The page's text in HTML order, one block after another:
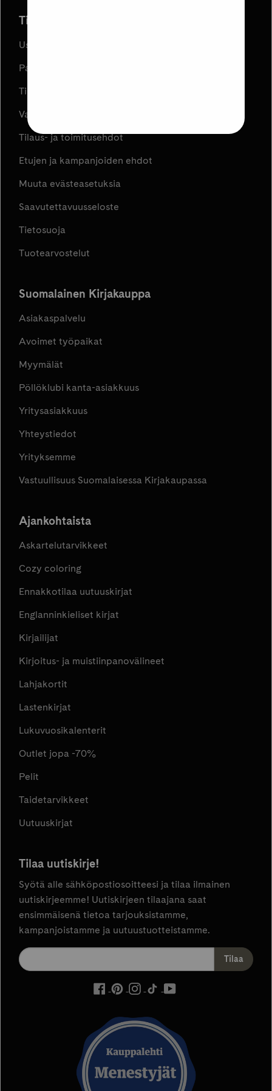
Tilaus ja toimitus
Usein kysyttyä
Palautukset
Tilauksen peruuttaminen
Varaa ja Nouda
Tilaus- ja toimitusehdot
Etujen ja kampanjoiden ehdot
Muuta evästeasetuksia
Saavutettavuusseloste
Tietosuoja
Tuotearvostelut
Suomalainen Kirjakauppa
Asiakaspalvelu
Avoimet työpaikat
Myymälät
Pöllöklubi kanta-asiakkuus
Yritysasiakkuus
Yhteystiedot
Yrityksemme
Vastuullisuus Suomalaisessa Kirjakaupassa
Ajankohtaista
Askartelutarvikkeet
Cozy coloring
Ennakkotilaa uutuuskirjat
Englanninkieliset kirjat
Kirjailijat
Kirjoitus- ja muistiinpanovälineet
Lahjakortit
Lastenkirjat
Lukuvuosikalenterit
Outlet jopa -70%
Pelit
Taidetarvikkeet
Uutuuskirjat
Tilaa uutiskirje!
Syötä alle sähköpostiosoitteesi ja tilaa ilmainen
uutiskirjeemme! Uutiskirjeen tilaajana saat
ensimmäisenä tietoa tarjouksistamme,
kampanjoistamme ja uutuustuotteistamme.
ulkoinen
avautuu
uuteen
välilehteen
ulkoinen
avautuu
uuteen
välilehteen
ulkoinen
avautuu
uuteen
välilehteen
ulkoinen
uuteen
välilehteen
välilehteen